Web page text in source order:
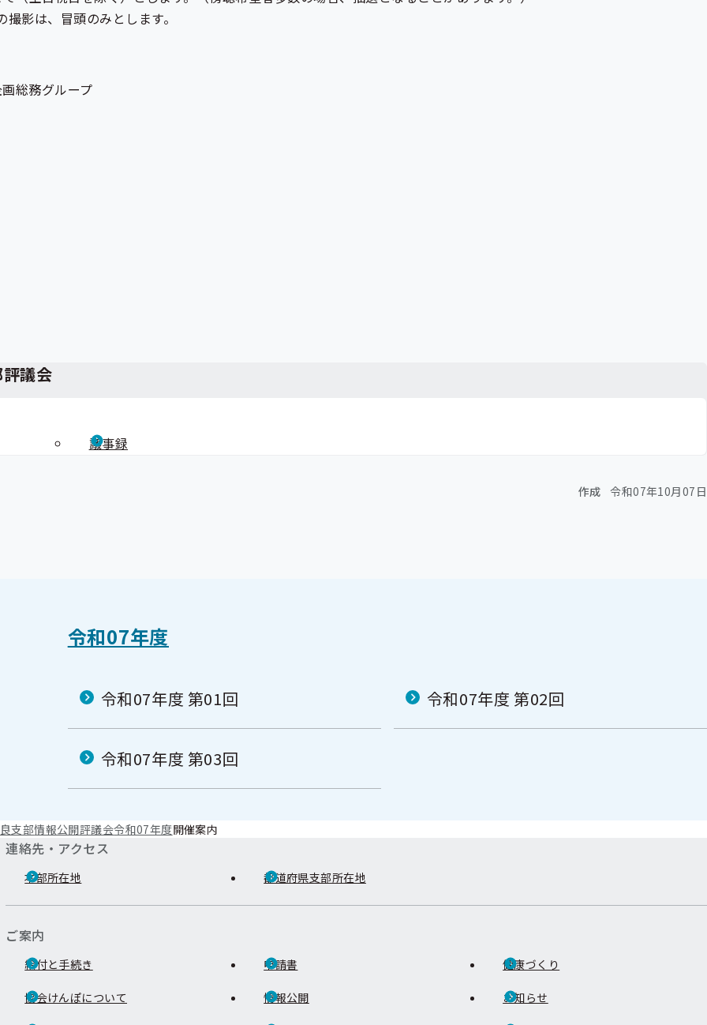
影は、冒頭のみとします。
総務グループ
議会
議事録
作成 令和07年10月07日
令和07年度
令和07年度 第01回 令和07年度 第02回
令和07年度 第03回
支部情報公開評議会令和07年度開催案内
連絡先・アクセス
本部所在地 都道府県支部所在地
ご案内
給付と手続き 申請書 健康づくり
協会けんぽについて 情報公開 お知らせ